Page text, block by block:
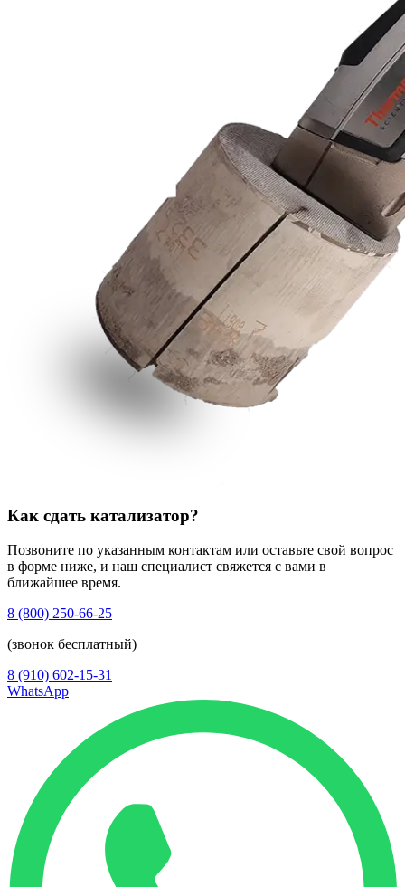
Как сдать катализатор?
Позвоните по указанным контактам или оставьте свой вопрос
в форме ниже, и наш специалист свяжется с вами в
ближайшее время.
8 (800) 250-66-25
(звонок бесплатный)
8 (910) 602-15-31
WhatsApp